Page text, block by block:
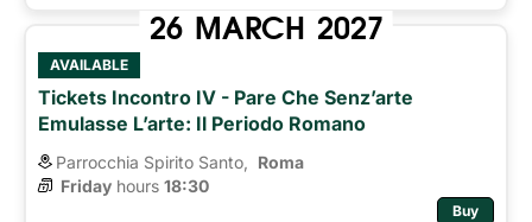
26 MARCH 2027
AVAILABLE
Tickets Incontro IV - Pare Che Senz’arte
Emulasse L’arte: Il Periodo Romano
Parrocchia Spirito Santo,
Roma
Friday hours 18:30
Buy